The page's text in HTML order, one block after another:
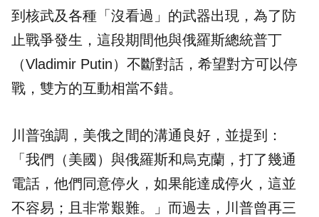
到核武及各種「沒看過」的武器出現，為了防
止戰爭發生，這段期間他與俄羅斯總統普丁
（Vladimir Putin）不斷對話，希望對方可以停
戰，雙方的互動相當不錯。
川普強調，美俄之間的溝通良好，並提到：
「我們（美國）與俄羅斯和烏克蘭，打了幾通
電話，他們同意停火，如果能達成停火，這並
不容易；且非常艱難。」而過去，川普曾再三